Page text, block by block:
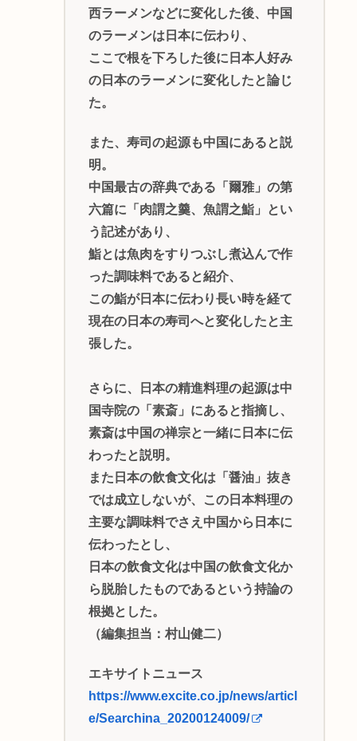
西ラーメンなどに変化した後、中国
のラーメンは日本に伝わり、
ここで根を下ろした後に日本人好み
の日本のラーメンに変化したと論じ
た。
また、寿司の起源も中国にあると説
明。
中国最古の辞典である「爾雅」の第
六篇に「肉謂之羹、魚謂之鮨」とい
う記述があり、
鮨とは魚肉をすりつぶし煮込んで作
った調味料であると紹介、
この鮨が日本に伝わり長い時を経て
現在の日本の寿司へと変化したと主
張した。
さらに、日本の精進料理の起源は中
国寺院の「素斎」にあると指摘し、
素斎は中国の禅宗と一緒に日本に伝
わったと説明。
また日本の飲食文化は「醤油」抜き
では成立しないが、この日本料理の
主要な調味料でさえ中国から日本に
伝わったとし、
日本の飲食文化は中国の飲食文化か
ら脱胎したものであるという持論の
根拠とした。
（編集担当：村山健二）
エキサイトニュース
https://www.excite.co.jp/news/articl
e/Searchina_20200124009/